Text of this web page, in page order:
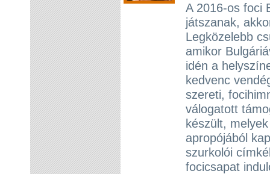
A 2016-os foci
játszanak,
Legközelebb
amikor
idén a
kedvenc
szereti,
válogatott
készült,
apropójából
szurkolói
focicsapat